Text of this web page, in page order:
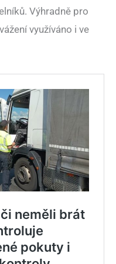
Výhradně pro
využíváno i ve